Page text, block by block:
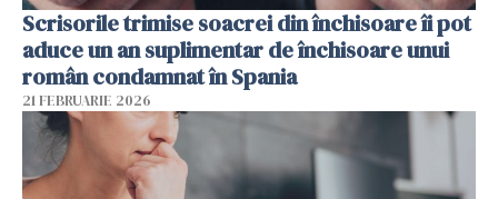
Scrisorile trimise soacrei din închisoare îi pot
aduce un an suplimentar de închisoare unui
român condamnat în Spania
21 FEBRUARIE 2026